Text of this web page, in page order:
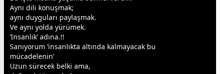
Aynı dili konuşmak;
aynı duyguları paylaşmak.
Ve aynı yolda yürümek.
’Insanlık’ adına.!!
Sanıyorum ’insanlıkta altında kalmayacak bu
mücadelenin’
Uzun sürecek belki ama,